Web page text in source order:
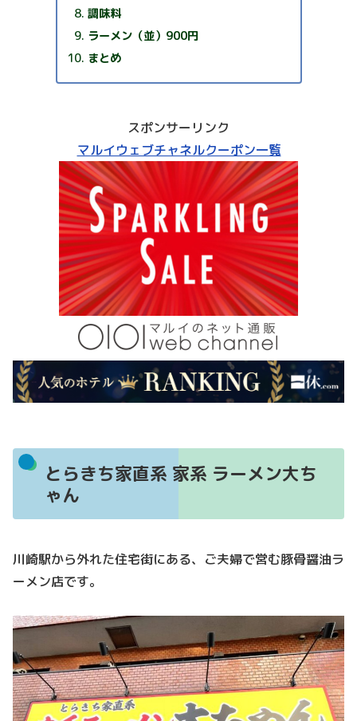
調味料
ラーメン（並）900円
まとめ
スポンサーリンク
マルイウェブチャネルクーポン一覧
とらきち家直系 家系 ラーメン大ち
ゃん
川崎駅から外れた住宅街にある、ご夫婦で営む豚骨醤油ラ
ーメン店です。